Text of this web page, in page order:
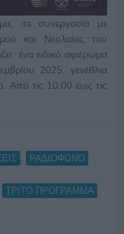
σε συνεργασία με
και Νεολαίας του
ένα ειδικό αφιέρωμα
2025, γενέθλια
Από τις 10:00 έως τις
ΡΑΔΙΟΦΩΝΟ
ΤΡΙΤΟ ΠΡΟΓΡΑΜΜΑ